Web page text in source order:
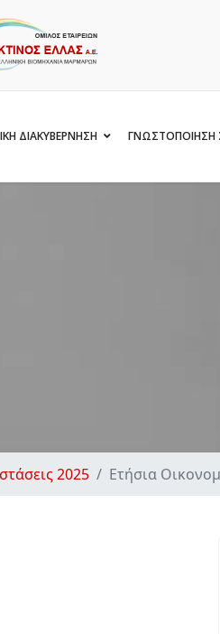
ΔΙΑΚΥΒΕΡΝΗΣΗ ΓΝΩΣΤΟΠΟΙΗΣΗ
2025 Ετήσια